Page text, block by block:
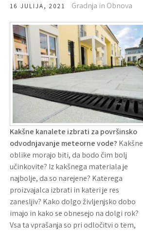
16 JULIJA, 2021 Gradnja in Obnova
Kakšne kanalete izbrati za površinsko
odvodnjavanje meteorne vode? Kakšne
oblike morajo biti, da bodo čim bolj
učinkovite? Iz kakšnega materiala je
najbolje, da so narejene? Katerega
proizvajalca izbrati in kateri je res
zanesljiv? Kako dolgo življenjsko dobo
imajo in kako se obnesejo na dolgi rok?
Vsa ta vprašanja so pri odločitvi o tem,